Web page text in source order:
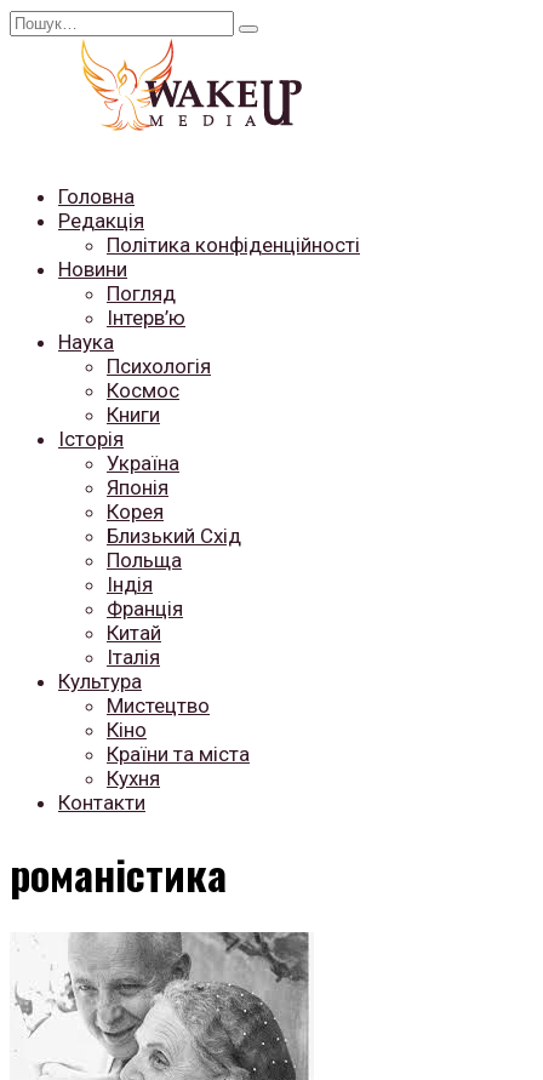
Перейти
Search
Головна
Редакція
Політика конфіденційності
Новини
Погляд
Інтерв’ю
Наука
Психологія
Космос
Книги
Історія
Україна
Японія
Корея
Близький Схід
Польща
Індія
Франція
Китай
Італія
Культура
Мистецтво
Кіно
Країни та міста
Кухня
Контакти
романістика